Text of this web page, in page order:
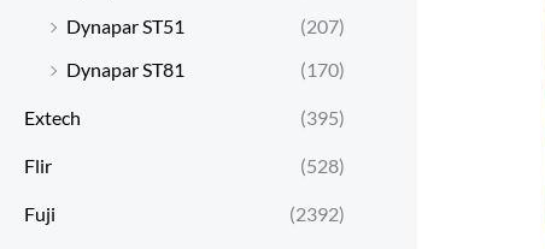
Dynapar ST51
(207)
Dynapar ST81
(170)
Extech (395)
Flir (528)
Fuji (2392)